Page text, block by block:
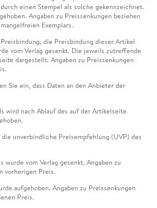
einen Stempel als solche gekennzeichnet.
Angaben zu Preissenkungen beziehen
Exemplars.
die Preisbindung dieser Artikel
vom Verlag gesenkt. Die jeweils zutreffende
dargestellt. Angaben zu Preissenkungen
Sie ein, dass Daten an den Anbieter der
wird nach Ablauf des auf der Artikelseite
unverbindliche Preisempfehlung (UVP) des
wurde vom Verlag gesenkt. Angaben zu
vorherigen Preis.
aufgehoben. Angaben zu Preissenkungen
Preis.